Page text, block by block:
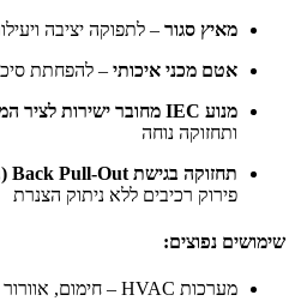
מאיץ סגור – לתפוקה יציבה
אטם מכני איכותי – להפחתת
מנוע IEC מחובר ישירות לציר המשאבה
ותחזוקה נוחה
תחזוקה בגישת Back Pull-Out (בחלק מהדגמים)
פירוק רכיבים ללא ניתוק הצנרת
שימושים נפוצים:
מערכות HVAC – חימום, אוורור ומיזוג אוויר